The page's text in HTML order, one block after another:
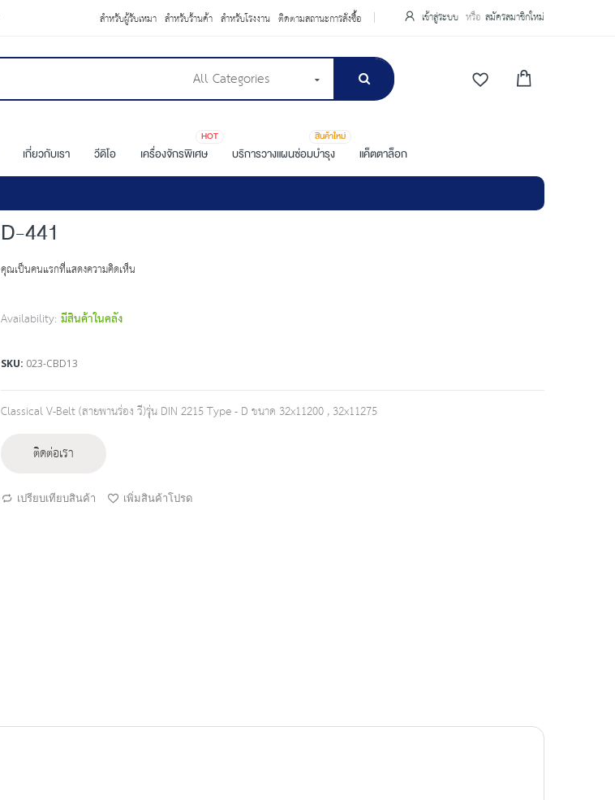
สำหรับผู้รับเหมา สำหรับร้านค้า สำหรับโรงงาน ติดตามสถานะการสั่งซื้อ เข้าสู่ระบบ สมัครสมาชิกใหม่
All Categories
เกี่ยวกับเรา วีดิโอ เครื่องจักรพิเศษ
HOT
บริการวางแผนซ่อมบำรุง
สินค้าใหม่
แค็ตตาล็อก
D-441
คุณเป็นคนแรกที่แสดงความคิดเห็น
Availability: มีสินค้าในคลัง
SKU 023-CBD13
Classical V-Belt (สายพานร่อง วี)รุ่น DIN 2215 Type - D ขนาด 32x11200 , 32x11275
ติดต่อเรา
เปรียบเทียบสินค้า เพิ่มสินค้าโปรด